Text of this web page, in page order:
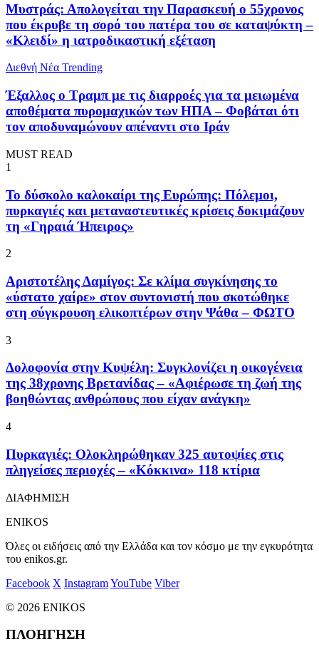
Μυστράς: Απολογείται την Παρασκευή ο 55χρονος
που έκρυβε τη σορό του πατέρα του σε καταψύκτη –
«Κλειδί» η ιατροδικαστική εξέταση
Διεθνή Νέα Trending
Έξαλλος ο Τραμπ με τις διαρροές για τα μειωμένα
αποθέματα πυρομαχικών των ΗΠΑ – Φοβάται ότι
τον αποδυναμώνουν απέναντι στο Ιράν
MUST READ
1
To δύσκολο καλοκαίρι της Ευρώπης: Πόλεμοι,
πυρκαγιές και μεταναστευτικές κρίσεις δοκιμάζουν
τη «Γηραιά Ήπειρος»
2
Αριστοτέλης Δαμίγος: Σε κλίμα συγκίνησης το
«ύστατο χαίρε» στον συντονιστή που σκοτώθηκε
στη σύγκρουση ελικοπτέρων στην Ψάθα – ΦΩΤΟ
3
Δολοφονία στην Κυψέλη: Συγκλονίζει η οικογένεια
της 38χρονης Βρετανίδας – «Αφιέρωσε τη ζωή της
βοηθώντας ανθρώπους που είχαν ανάγκη»
4
Πυρκαγιές: Ολοκληρώθηκαν 325 αυτοψίες στις
πληγείσες περιοχές – «Κόκκινα» 118 κτίρια
ΔΙΑΦΗΜΙΣΗ
ENIKOS
Όλες οι ειδήσεις από την Ελλάδα και τον κόσμο με την εγκυρότητα
του enikos.gr.
Facebook X InstagramYouTube Viber
© 2026 ENIKOS
ΠΛΟΗΓΗΣΗ